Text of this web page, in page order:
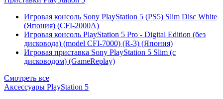
Игровая консоль Sony PlayStation 5 (PS5) Slim Disc White
(Япония) (CFI-2000A)
Игровая консоль PlayStation 5 Pro - Digital Edition (без
дисковода) (model CFI-7000) (R-3) (Япония)
Игровая приставка Sony PlayStation 5 Slim (с
дисководом) (GameReplay)
Смотреть все
Аксессуары PlayStation 5